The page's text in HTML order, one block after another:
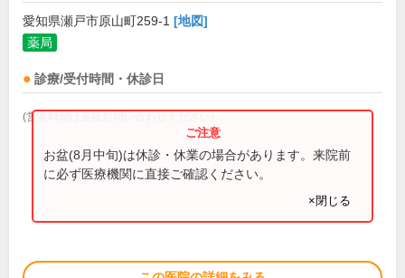
愛知県瀬戸市原山町259-1 [地図]
薬局
診療/受付時間・休診日
(営業時間は直接お問い合わせください)
お盆(8月中旬)は休診・休業の場合があります。来院前
に必ず医療機関に直接ご確認ください。
×閉じる